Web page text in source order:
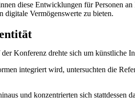
diese Entwicklungen für Personen
digitale Vermögenswerte zu bieten.
Konferenz drehte sich um künstliche
integriert wird, untersuchten die
und konzentrierten sich